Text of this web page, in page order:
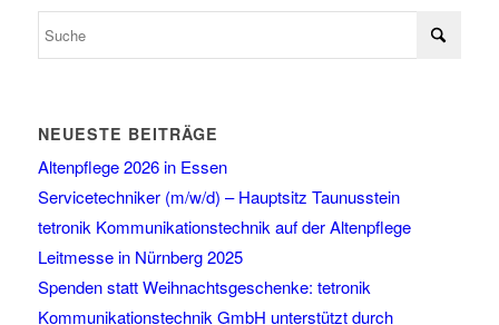
NEUESTE BEITRÄGE
Altenpflege 2026 in Essen
Servicetechniker (m/w/d) – Hauptsitz Taunusstein
tetronik Kommunikationstechnik auf der Altenpflege
Leitmesse in Nürnberg 2025
Spenden statt Weihnachtsgeschenke: tetronik
Kommunikationstechnik GmbH unterstützt durch